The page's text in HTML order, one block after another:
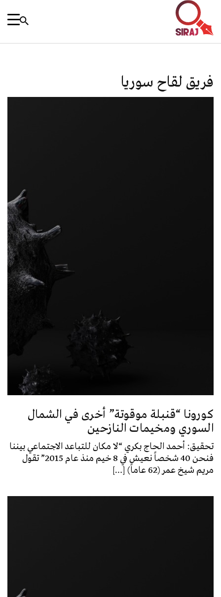
فريق لقاح سوريا
كورونا “قنبلة موقوتة” أخرى في الشمال
السوري ومخيمات النازحين
تحقيق: أحمد الحاج بكري “لا مكان للتباعد الاجتماعي بيننا
فنحن 40 شخصاً نعيش في 8 خيم منذ عام 2015” تقول
مريم شيخ عمر (62 عاماً) […]